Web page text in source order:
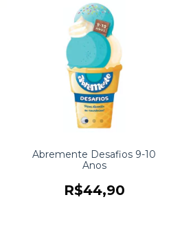
Abremente Desafios 9-10
Anos
R$44,90